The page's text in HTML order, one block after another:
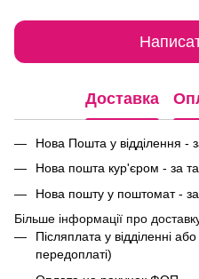
Доставка
Нова Пошта у відділення -
Нова пошта кур'єром - за
Нова пошту у поштомат -
Більше інформації про
Післяплата у відділенні
передоплаті)